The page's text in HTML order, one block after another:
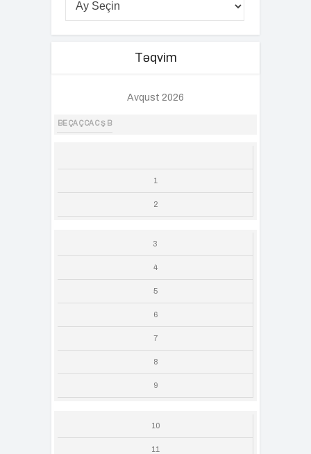
Təqvim
Avqust 2026
BE ÇA Ç CA C Ş B
1
2
3
4
5
6
7
8
9
10
11